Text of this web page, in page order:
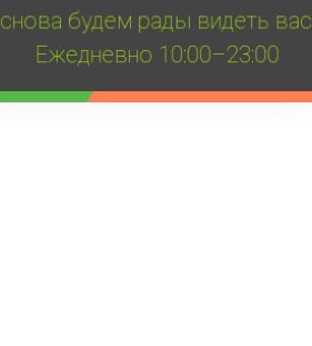
снова будем рады видеть вас:
Ежедневно 10:00–23:00